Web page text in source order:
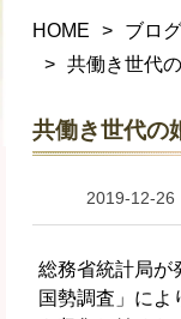
HOME ブログ
共働き世代
共働き世代の
2019-12-26
総務省統計局が
国勢調査」によ